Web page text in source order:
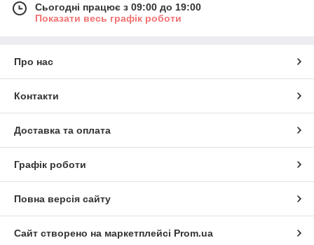
Сьогодні працює з 09:00 до 19:00
Показати весь графік роботи
Про нас
Контакти
Доставка та оплата
Графік роботи
Повна версія сайту
Сайт створено на маркетплейсі Prom.ua